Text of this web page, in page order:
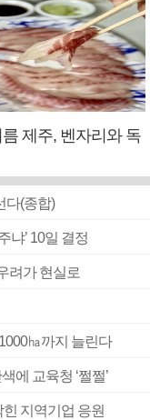
제주, 벤자리와 독
다(종합)
냐’ 10일 결정
려가 현실로
㏊까지 늘린다
에 교육청 ‘쩔쩔’
지역기업 응원